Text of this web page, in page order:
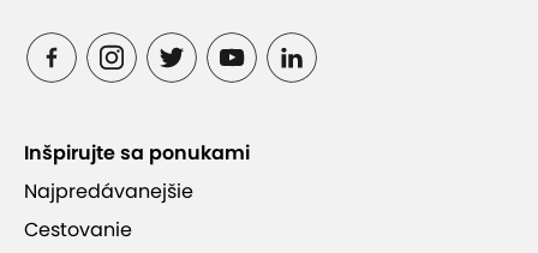
Inšpirujte sa ponukami
Najpredávanejšie
Cestovanie